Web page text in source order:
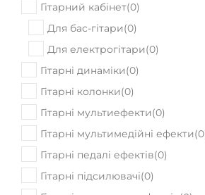
Гітарний кабінет(0)
Для бас-гітари(0)
Для електрогітари(0)
Гітарні динаміки(0)
Гітарні колонки(0)
Гітарні мультиефекти(0)
Гітарні мультимедійні ефекти(0
Гітарні педалі ефектів(0)
Гітарні підсилювачі(0)